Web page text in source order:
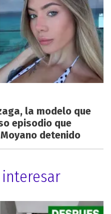
la modelo que
episodio que
detenido